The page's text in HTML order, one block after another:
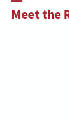
Meet the
Open
Close